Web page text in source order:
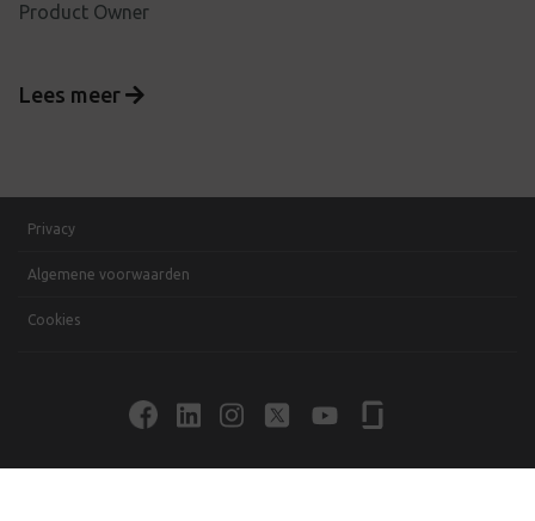
Product Owner
Lees meer
Privacy
Algemene voorwaarden
Cookies